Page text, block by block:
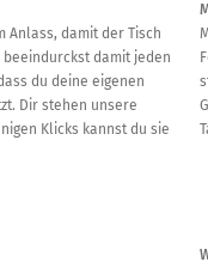
Anlass, damit der Tisch
damit jeden
du deine eigenen
Dir stehen unsere
Klicks kannst du sie